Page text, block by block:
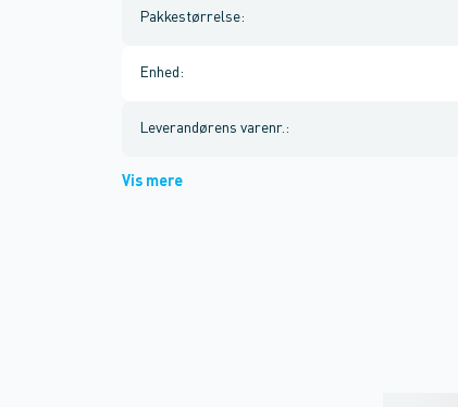
Pakkestørrelse:
Enhed :
Leverandørens varenr. :
Vis mere